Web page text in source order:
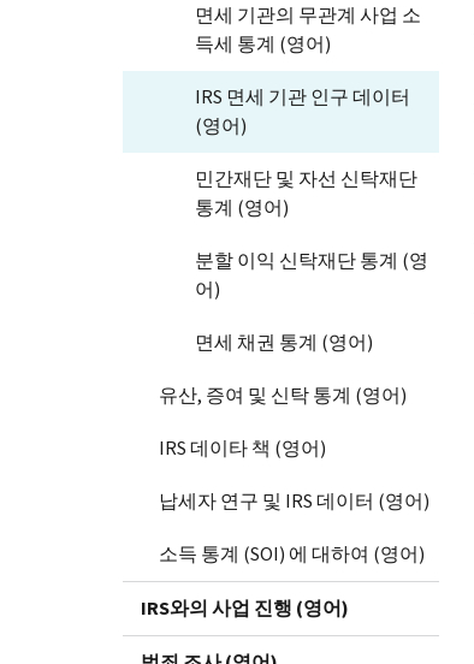
면세 기관의 무관계 사업 소
득세 통계 (영어)
IRS 면세 기관 인구 데이터
(영어)
민간재단 및 자선 신탁재단
통계 (영어)
분할 이익 신탁재단 통계 (영
어)
면세 채권 통계 (영어)
유산, 증여 및 신탁 통계 (영어)
IRS 데이타 책 (영어)
납세자 연구 및 IRS 데이터 (영어)
소득 통계 (SOI) 에 대하여 (영어)
IRS와의 사업 진행 (영어)